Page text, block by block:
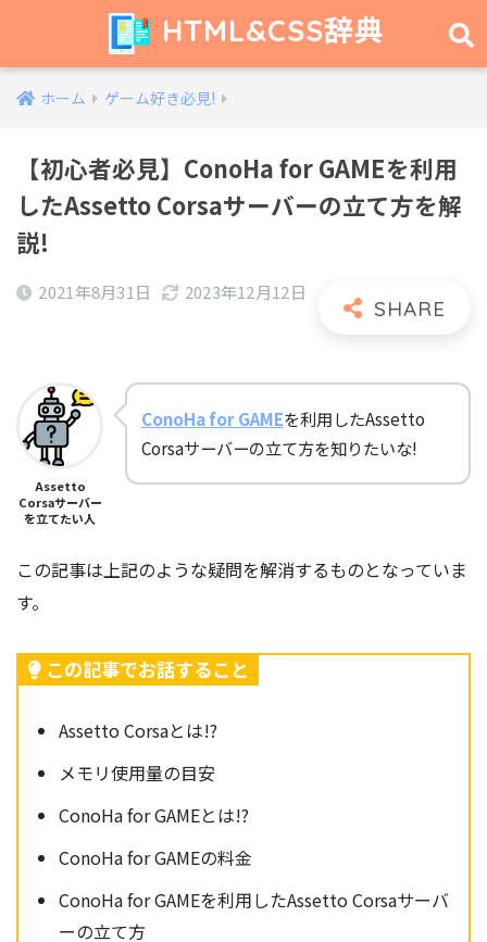
HTML&CSS辞典
ホーム ゲーム好き必見!
【初心者必見】ConoHa for GAMEを利用
したAssetto Corsaサーバーの立て方を解
説!
2021年8月31日 2023年12月12日
Assetto
Corsaサーバー
を立てたい人
ConoHa for GAMEを利用したAssetto
Corsaサーバーの立て方を知りたいな!
この記事は上記のような疑問を解消するものとなっていま
す。
この記事でお話すること
Assetto Corsaとは!?
メモリ使用量の目安
ConoHa for GAMEとは!?
ConoHa for GAMEの料金
ConoHa for GAMEを利用したAssetto Corsaサーバ
ーの立て方